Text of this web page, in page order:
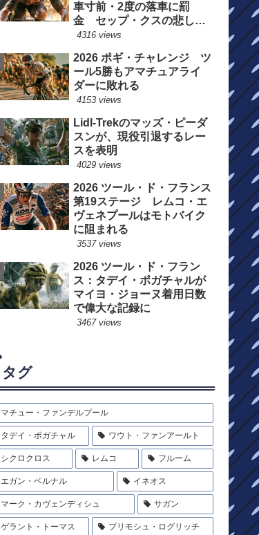
車寸前・2度の落車に罰
金 セップ・クスの悲しい
一日
4316 views
2026 ポギ・チャレンジ ツ
ール5勝もアマチュアライ
ダーに敗れる
4153 views
Lidl-Trekのマッズ・ピーダ
スンが、現役引退するレー
スを表明
4029 views
2026 ツール・ド・フランス
第19ステージ レムコ・エ
ヴェネプールはモトバイク
に阻まれる
3537 views
2026 ツール・ド・フラン
ス：タデイ・ポガチャルが
マイヨ・ジョーヌ着用日数
で偉大な記録に
3467 views
タグ
マチュー・ファンデルプール
タデイ・ポガチャル ワウト・ファンアールト
シクロクロス レムコ フルーム
エガン・ベルナル イネオス
マーク・カヴェンディシュ サガン
ゲラント・トーマス プリモシュ・ログリッチ